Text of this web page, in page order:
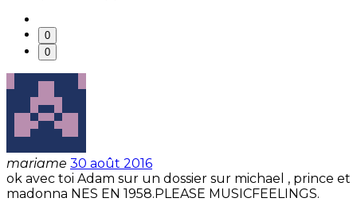
0
0
mariame 30 août 2016
ok avec toi Adam sur un dossier sur michael , prince et
madonna NES EN 1958.PLEASE MUSICFEELINGS.